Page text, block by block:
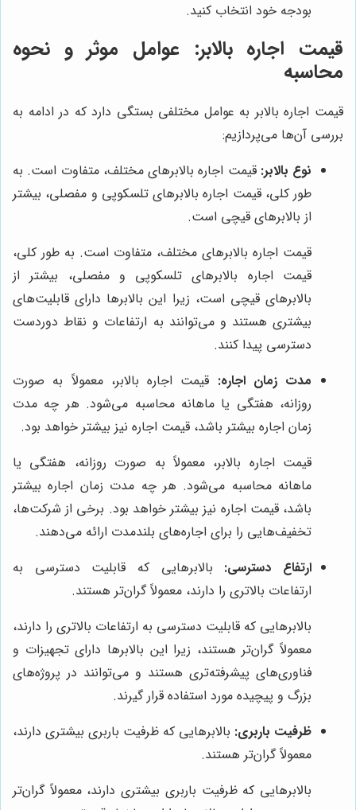
بودجه خود انتخاب کنید.
قیمت اجاره بالابر: عوامل موثر و نحوه
محاسبه
قیمت اجاره بالابر به عوامل مختلفی بستگی دارد که در ادامه به
بررسی آن‌ها می‌پردازیم:
نوع بالابر: قیمت اجاره بالابرهای مختلف، متفاوت است. به
طور کلی، قیمت اجاره بالابرهای تلسکوپی و مفصلی، بیشتر
از بالابرهای قیچی است.
قیمت اجاره بالابرهای مختلف، متفاوت است. به طور کلی،
قیمت اجاره بالابرهای تلسکوپی و مفصلی، بیشتر از
بالابرهای قیچی است، زیرا این بالابرها دارای قابلیت‌های
بیشتری هستند و می‌توانند به ارتفاعات و نقاط دوردست
دسترسی پیدا کنند.
مدت زمان اجاره: قیمت اجاره بالابر، معمولاً به صورت
روزانه، هفتگی یا ماهانه محاسبه می‌شود. هر چه مدت
زمان اجاره بیشتر باشد، قیمت اجاره نیز بیشتر خواهد بود.
قیمت اجاره بالابر، معمولاً به صورت روزانه، هفتگی یا
ماهانه محاسبه می‌شود. هر چه مدت زمان اجاره بیشتر
باشد، قیمت اجاره نیز بیشتر خواهد بود. برخی از شرکت‌ها،
تخفیف‌هایی را برای اجاره‌های بلندمدت ارائه می‌دهند.
ارتفاع دسترسی: بالابرهایی که قابلیت دسترسی به
ارتفاعات بالاتری را دارند، معمولاً گران‌تر هستند.
بالابرهایی که قابلیت دسترسی به ارتفاعات بالاتری را دارند،
معمولاً گران‌تر هستند، زیرا این بالابرها دارای تجهیزات و
فناوری‌های پیشرفته‌تری هستند و می‌توانند در پروژه‌های
بزرگ و پیچیده مورد استفاده قرار گیرند.
ظرفیت باربری: بالابرهایی که ظرفیت باربری بیشتری دارند،
معمولاً گران‌تر هستند.
بالابرهایی که ظرفیت باربری بیشتری دارند، معمولاً گران‌تر